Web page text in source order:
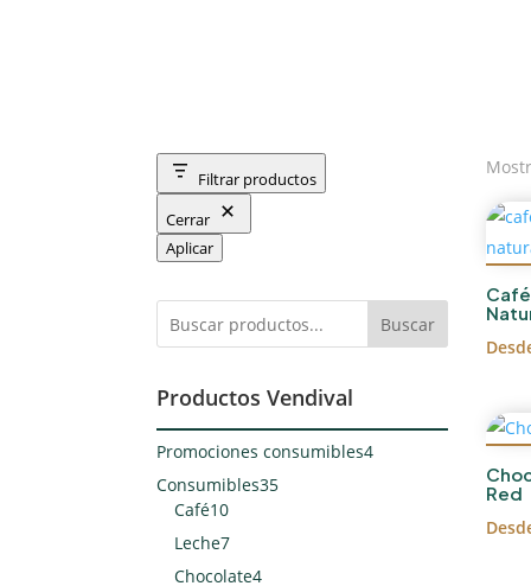
Filtrar productos
Cerrar
Aplicar
Buscar
Productos Vendival
Promociones consumibles44
Consumibles3535
Café1010
productos
Leche77
productos
Chocolate44
Red